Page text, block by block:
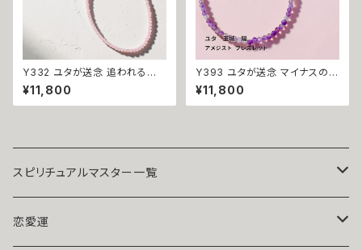
Y332 ユタが送念 追われる恋
へ 愛されない不安から解放され
る ローズクォーツ パワーストー
ン ブレスレット 天然石 御守り
占い 開運 家庭運 子宝 子授け
海 エネルギー ユタ ネイチャー
パワー ちゅら
¥11,800
Y393 ユタが送念 マイナスの感
情に別れを告げる 運命を正す
波動の調律器 インドラの守護
アメジスト パワーストーン ブレ
お守り パワーストーン 強力浄化
¥11,800
スピリチュアルマスター一覧
魔術師アリエル
恋愛運